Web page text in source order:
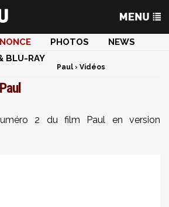
PHOTOS
NEWS
BLU-RAY
Paul › Vidéos
2 du film Paul en version